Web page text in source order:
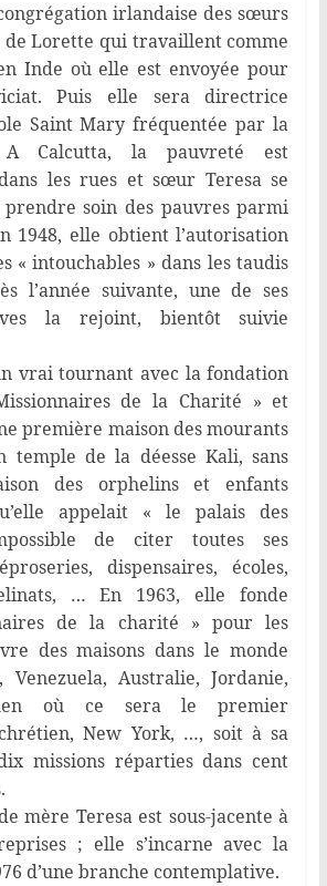
irlandaise des sœurs
de Lorette qui travaillent comme
Inde où elle est envoyée pour
Puis elle sera directrice
Saint Mary fréquentée par la
A Calcutta, la pauvreté est
les rues et sœur Teresa se
prendre soin des pauvres parmi
1948, elle obtient l’autorisation
« intouchables » dans les taudis
l’année suivante, une de ses
la rejoint, bientôt suivie
vrai tournant avec la fondation
de la Charité » et
première maison des mourants
temple de la déesse Kali, sans
des orphelins et enfants
appelait « le palais des
de citer toutes ses
dispensaires, écoles,
… En 1963, elle fonde
de la charité » pour les
des maisons dans le monde
Australie, Jordanie,
où ce sera le premier
New York, …, soit à sa
missions réparties dans cent
mère Teresa est sous-jacente à
; elle s’incarne avec la
d’une branche contemplative.